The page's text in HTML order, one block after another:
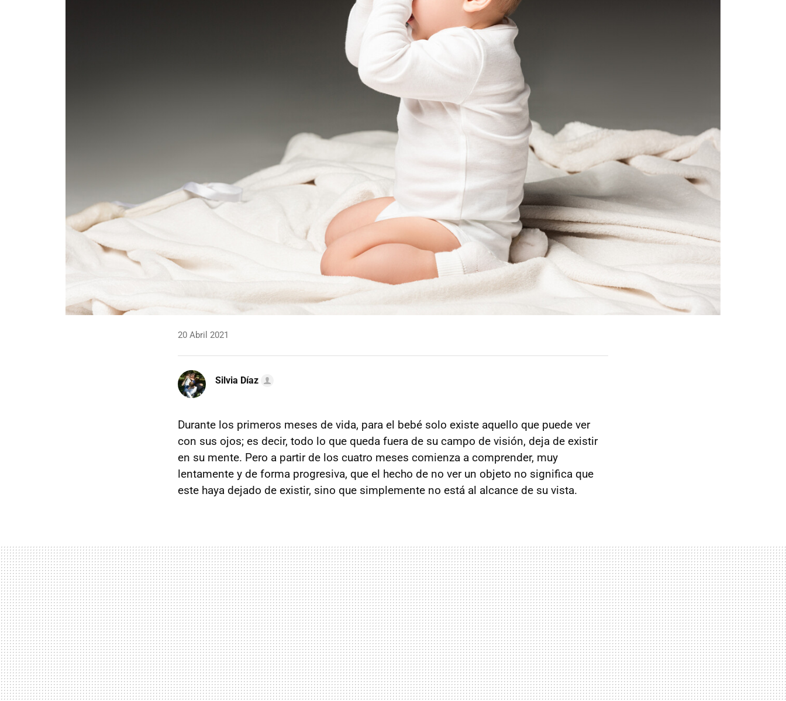
20 Abril 2021
Silvia Díaz
Durante los primeros meses de vida, para el bebé solo existe aquello que puede ver
con sus ojos; es decir, todo lo que queda fuera de su campo de visión, deja de existir
en su mente. Pero a partir de los cuatro meses comienza a comprender, muy
lentamente y de forma progresiva, que el hecho de no ver un objeto no significa que
este haya dejado de existir, sino que simplemente no está al alcance de su vista.